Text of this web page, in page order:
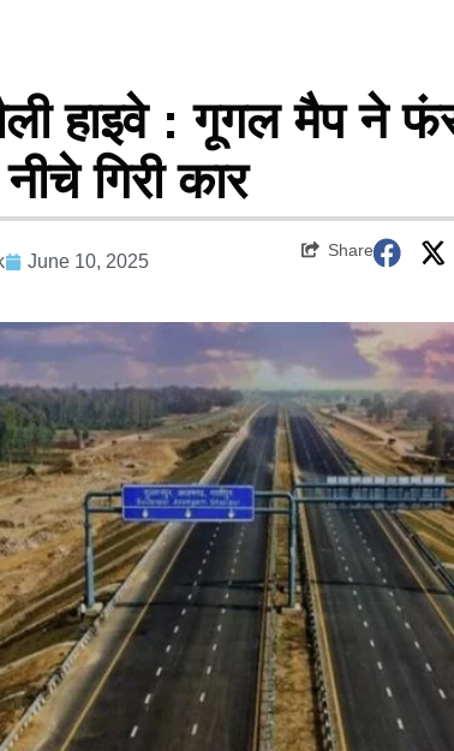
हाइवे : गूगल मैप ने
गिरी कार
June 10, 2025
Share